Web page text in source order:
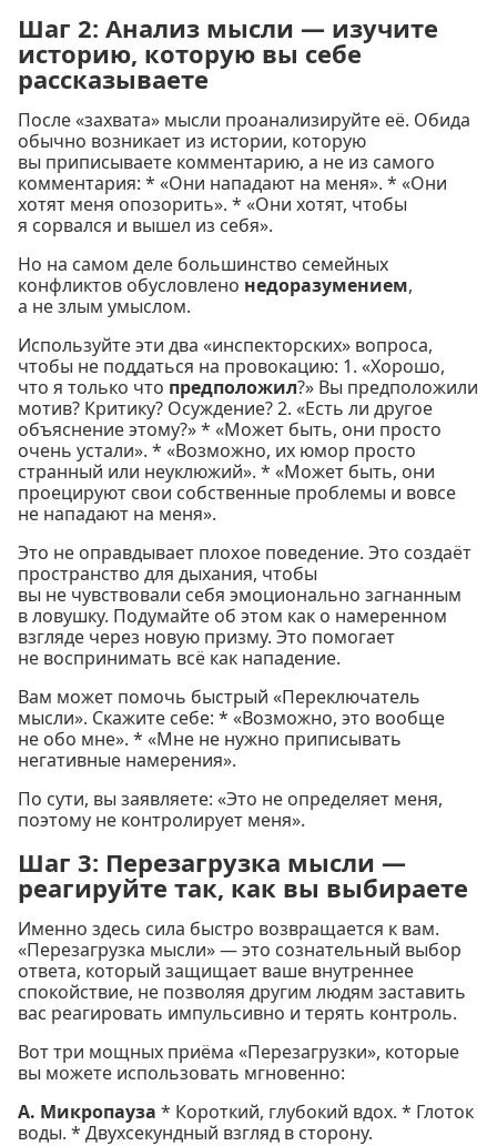
Шаг 2: Анализ мысли — изучите
историю, которую вы себе
рассказываете
После «захвата» мысли проанализируйте её. Обида
обычно возникает из истории, которую
вы приписываете комментарию, а не из самого
комментария: * «Они нападают на меня». * «Они
хотят меня опозорить». * «Они хотят, чтобы
я сорвался и вышел из себя».
Но на самом деле большинство семейных
конфликтов обусловлено недоразумением,
а не злым умыслом.
Используйте эти два «инспекторских» вопроса,
чтобы не поддаться на провокацию: 1. «Хорошо,
что я только что предположил?» Вы предположили
мотив? Критику? Осуждение? 2. «Есть ли другое
объяснение этому?» * «Может быть, они просто
очень устали». * «Возможно, их юмор просто
странный или неуклюжий». * «Может быть, они
проецируют свои собственные проблемы и вовсе
не нападают на меня».
Это не оправдывает плохое поведение. Это создаёт
пространство для дыхания, чтобы
вы не чувствовали себя эмоционально загнанным
в ловушку. Подумайте об этом как о намеренном
взгляде через новую призму. Это помогает
не воспринимать всё как нападение.
Вам может помочь быстрый «Переключатель
мысли». Скажите себе: * «Возможно, это вообще
не обо мне». * «Мне не нужно приписывать
негативные намерения».
По сути, вы заявляете: «Это не определяет меня,
поэтому не контролирует меня».
Шаг 3: Перезагрузка мысли —
реагируйте так, как вы выбираете
Именно здесь сила быстро возвращается к вам.
«Перезагрузка мысли» — это сознательный выбор
ответа, который защищает ваше внутреннее
спокойствие, не позволяя другим людям заставить
вас реагировать импульсивно и терять контроль.
Вот три мощных приёма «Перезагрузки», которые
вы можете использовать мгновенно:
А. Микропауза * Короткий, глубокий вдох. * Глоток
воды. * Двухсекундный взгляд в сторону.